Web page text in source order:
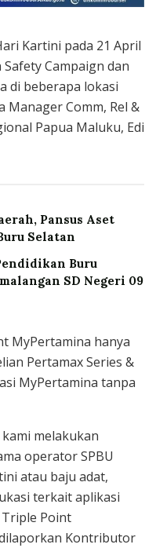
Kartini pada 21 April
Campaign dan
di beberapa lokasi
Manager Comm, Rel &
Papua Maluku, Edi
Pansus Aset
Selatan
Buru
SD Negeri 09
MyPertamina hanya
Pertamax Series &
MyPertamina tanpa
melakukan
operator SPBU
atau baju adat,
terkait aplikasi
Point
Kontributor